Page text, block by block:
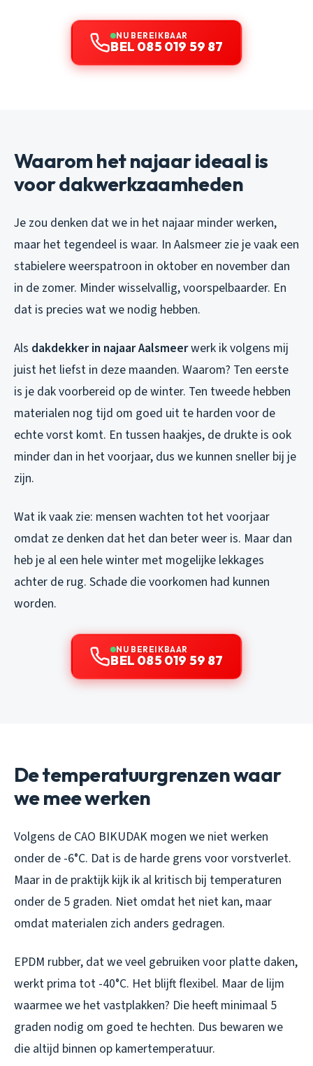
NU BEREIKBAAR
BEL 085 019 59 87
Waarom het najaar ideaal is
voor dakwerkzaamheden
Je zou denken dat we in het najaar minder werken,
maar het tegendeel is waar. In Aalsmeer zie je vaak een
stabielere weerspatroon in oktober en november dan
in de zomer. Minder wisselvallig, voorspelbaarder. En
dat is precies wat we nodig hebben.
Als dakdekker in najaar Aalsmeerwerk ik volgens mij
juist het liefst in deze maanden. Waarom? Ten eerste
is je dak voorbereid op de winter. Ten tweede hebben
materialen nog tijd om goed uit te harden voor de
echte vorst komt. En tussen haakjes, de drukte is ook
minder dan in het voorjaar, dus we kunnen sneller bij je
zijn.
Wat ik vaak zie: mensen wachten tot het voorjaar
omdat ze denken dat het dan beter weer is. Maar dan
heb je al een hele winter met mogelijke lekkages
achter de rug. Schade die voorkomen had kunnen
worden.
NU BEREIKBAAR
BEL 085 019 59 87
De temperatuurgrenzen waar
we mee werken
Volgens de CAO BIKUDAK mogen we niet werken
onder de -6°C. Dat is de harde grens voor vorstverlet.
Maar in de praktijk kijk ik al kritisch bij temperaturen
onder de 5 graden. Niet omdat het niet kan, maar
omdat materialen zich anders gedragen.
EPDM rubber, dat we veel gebruiken voor platte daken,
werkt prima tot -40°C. Het blijft flexibel. Maar de lijm
waarmee we het vastplakken? Die heeft minimaal 5
graden nodig om goed te hechten. Dus bewaren we
die altijd binnen op kamertemperatuur.